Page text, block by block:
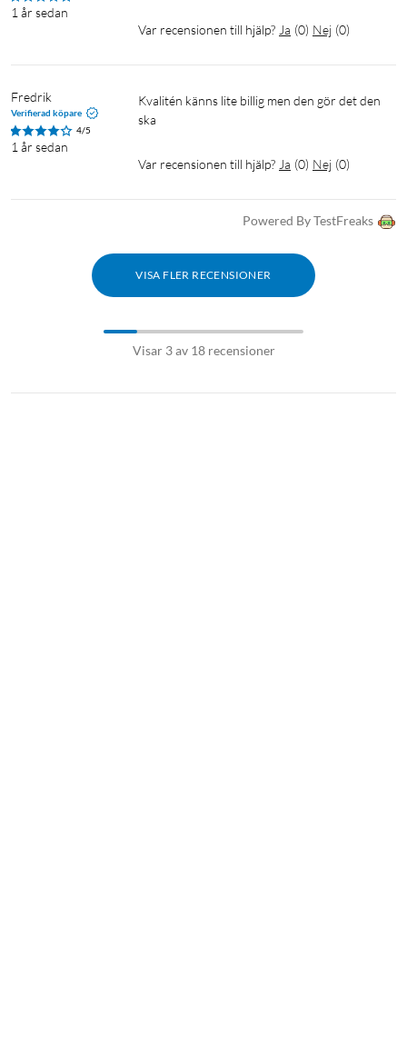
1 år sedan
Var recensionen till hjälp? Ja (0) Nej (0)
Fredrik
Verifierad köpare
4/5
1 år sedan
Kvalitén känns lite billig men den gör det den
ska
Var recensionen till hjälp? Ja (0) Nej (0)
Powered By TestFreaks
VISA FLER RECENSIONER
Visar 3 av 18 recensioner